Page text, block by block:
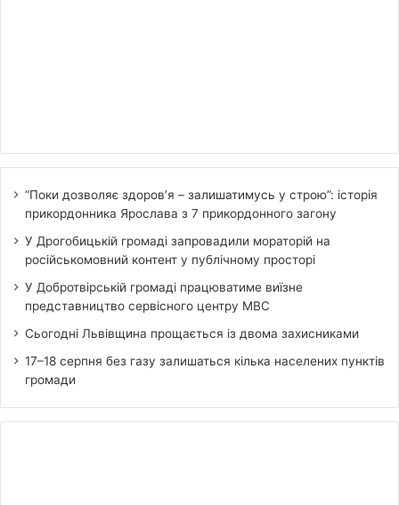
“Поки дозволяє здоров’я – залишатимусь у строю”: історія
прикордонника Ярослава з 7 прикордонного загону
У Дрогобицькій громаді запровадили мораторій на
російськомовний контент у публічному просторі
У Добротвірській громаді працюватиме виїзне
представництво сервісного центру МВС
Сьогодні Львівщина прощається із двома захисниками
17–18 серпня без газу залишаться кілька населених пунктів
громади